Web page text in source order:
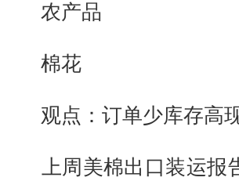
农产品
棉花
观点：订单少库存高现
上周美棉出口装运报